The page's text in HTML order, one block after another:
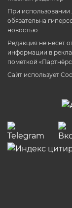
При
обязательна
новостью.
Редакция не несет
информации в
пометкой
Сайт использует